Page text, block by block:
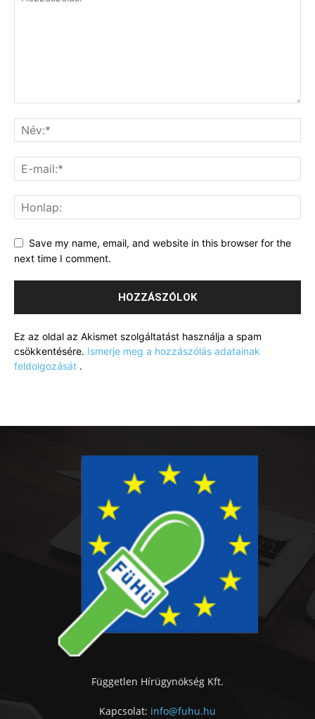
Save my name, email, and website in this browser for the
next time I comment.
Ez az oldal az Akismet szolgáltatást használja a spam
csökkentésére. Ismerje meg a hozzászólás adatainak
feldolgozását .
Független Hírügynökség Kft.
Kapcsolat: info@fuhu.hu